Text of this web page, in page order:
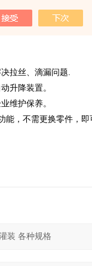
寿命长，稳定。
成，符合食品医药安
拉丝、滴漏问题.
升降装置。
维护保养。
，不需更换零件，